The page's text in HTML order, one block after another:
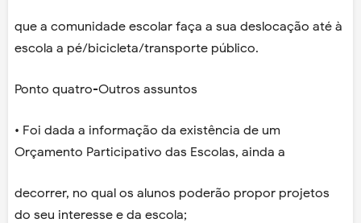
que a comunidade escolar faça a sua deslocação até à
escola a pé/bicicleta/transporte público.
Ponto quatro-Outros assuntos
• Foi dada a informação da existência de um
Orçamento Participativo das Escolas, ainda a
decorrer, no qual os alunos poderão propor projetos
do seu interesse e da escola;